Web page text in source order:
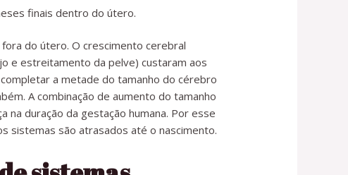
finais dentro do útero.
do útero. O crescimento cerebral
e estreitamento da pelve) custaram aos
a metade do tamanho do cérebro
A combinação de aumento do tamanho
na duração da gestação humana. Por esse
sistemas são atrasados ​​até o nascimento.